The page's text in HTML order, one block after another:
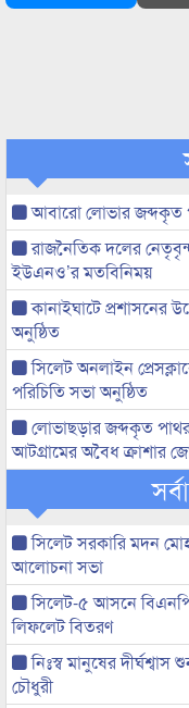
আবারো লোভার জব্দকৃত
রাজনৈতিক দলের
ইউএনও’র মতবিনিময়
কানাইঘাটে প্রশাসনের
অনুষ্ঠিত
সিলেট অনলাইন
পরিচিতি সভা অনুষ্ঠিত
লোভাছড়ার জব্দকৃত
আটগ্রামের অবৈধ ক্রাশার
সিলেট সরকারি মদন
আলোচনা সভা
সিলেট-৫ আসনে
লিফলেট বিতরণ
নিঃস্ব মানুষের
চৌধুরী